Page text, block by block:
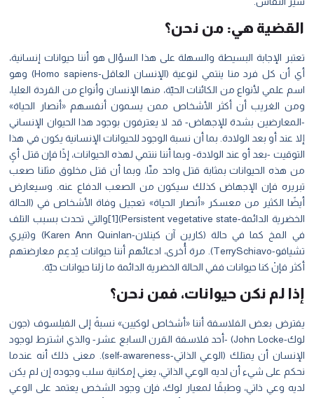
القضية هي: من نحن؟
تعتبر الإجابة البسيطة والسهلة على هذا السؤال هو أننا حيوانات إنسانية،
أي أن كل فرد منا ينتمي لنوعية (الإنسان العاقل-Homo sapiens) وهو
اسم علمي لأنواع من الكائنات الحيّة، منها الإنسان وأنواع من القردة العليا،
ومن الغريب أن أكثر الأشخاص ممن يسمون أنفسهم «أنصار الحياة»
-المعارضين بشدة للإجهاض- قد لا يعترفون بوجود هذا الحيوان الإنساني
إلا عند أو بعد الولادة. بما أن نسبة الوجود للحيوانات الإنسانية يكون في هذا
التوقيت -بعد أو عند الولادة- وبما أننا ننتمي لهذه الحيوانات، إذًا فإن قتل أىٍ
من هذه الحيوانات بمثابة قتل واحد منّا، وبما أن قتل مخلوق مثلنا صعب
تبريره فإن الإجهاض كذلك سيكون من الصعب الدفاع عنه. وسيعارض
أيضًا الكثير من معسكر «أنصار الحياة» تعجيل وفاة الأشخاص في (الحالة
الخضرية الدائمة-Persistent vegetative state)
[1]
والتي تحدث بسبب التلف
في المخ كما في حالة (كارين آن كينلان-Karen Ann Quinlan) و(تيري
تشيافو-TerrySchiavo). مرة أُخرى، ادعائهم أننا حيوانات يُدعِم معارضتهم
أكثر فإنْ كنا حيوانات ففي الحالة الخضرية الدائمة ما زلنا حيوانات حيّة.
إذا لم نكن حيوانات، فمن نحن؟
يفترض بعض الفلاسفة أننا «أشخاص لوكيين» نسبةً إلى الفيلسوف (جون
لوك-John Locke) -أحد فلاسفة القرن السابع عشر- والذي اشترط لوجود
الإنسان أن يمتلك (الوعي الذاتي-self-awareness). معنى ذلك أنه عندما
نحكم على شيء أن لديه الوعي الذاتي، يعني إمكانية سلب وجوده إن لم يكن
لديه وعي ذاتي، وطبقًا لمعيار لوك، فإن وجود الشخص يعتمد على الوعي